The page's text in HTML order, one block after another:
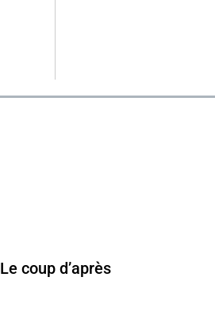
Le coup d’après